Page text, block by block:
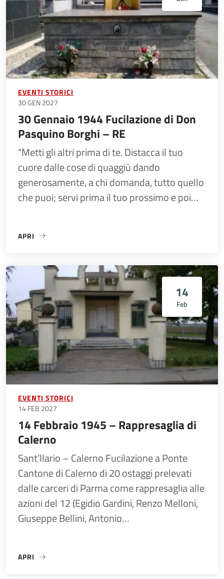
EVENTI STORICI
30 GEN 2027
30 Gennaio 1944 Fucilazione di Don
Pasquino Borghi – RE
“Metti gli altri prima di te. Distacca il tuo
cuore dalle cose di quaggiù dando
generosamente, a chi domanda, tutto quello
che puoi; servi prima il tuo prossimo e poi…
APRI
«30 GENNAIO 1944 FUCILAZIONE DI DON PASQUINO
14
Feb
EVENTI STORICI
14 FEB 2027
14 Febbraio 1945 – Rappresaglia di
Calerno
Sant’Ilario – Calerno Fucilazione a Ponte
Cantone di Calerno di 20 ostaggi prelevati
dalle carceri di Parma come rappresaglia alle
azioni del 12 (Egidio Gardini, Renzo Melloni,
Giuseppe Bellini, Antonio…
APRI
«14 FEBBRAIO 1945 – RAPPRESAGLIA DI CALERNO»